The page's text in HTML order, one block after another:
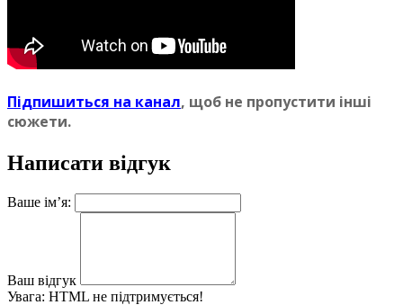
Пiдпишиться на канал, щоб не пропустити iншi
сюжети.
Написати відгук
Ваше ім’я:
Ваш відгук
Увага: HTML не підтримується!